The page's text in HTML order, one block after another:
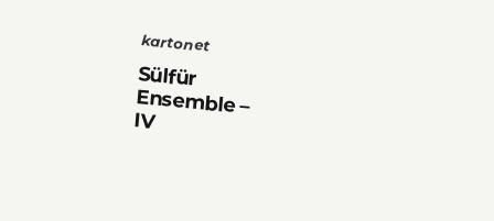
kartonet
Sülfür
Ensemble –
IV